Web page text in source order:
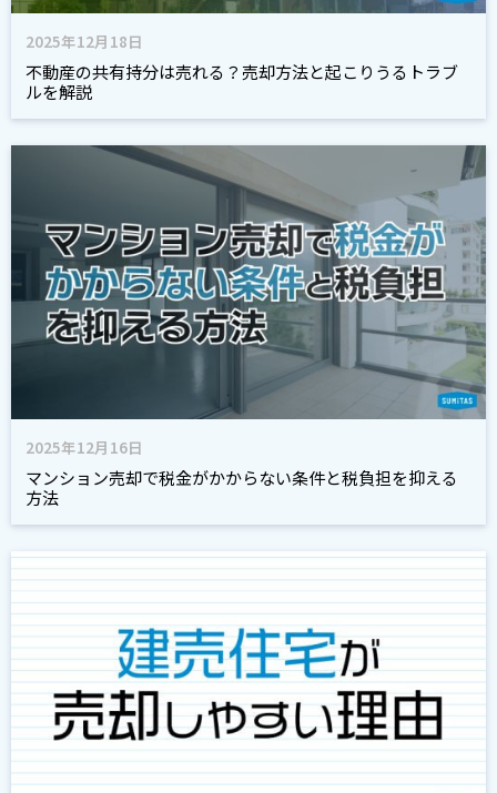
2025年12月18日
不動産の共有持分は売れる？売却方法と起こりうるトラブ
ルを解説
2025年12月16日
マンション売却で税金がかからない条件と税負担を抑える
方法